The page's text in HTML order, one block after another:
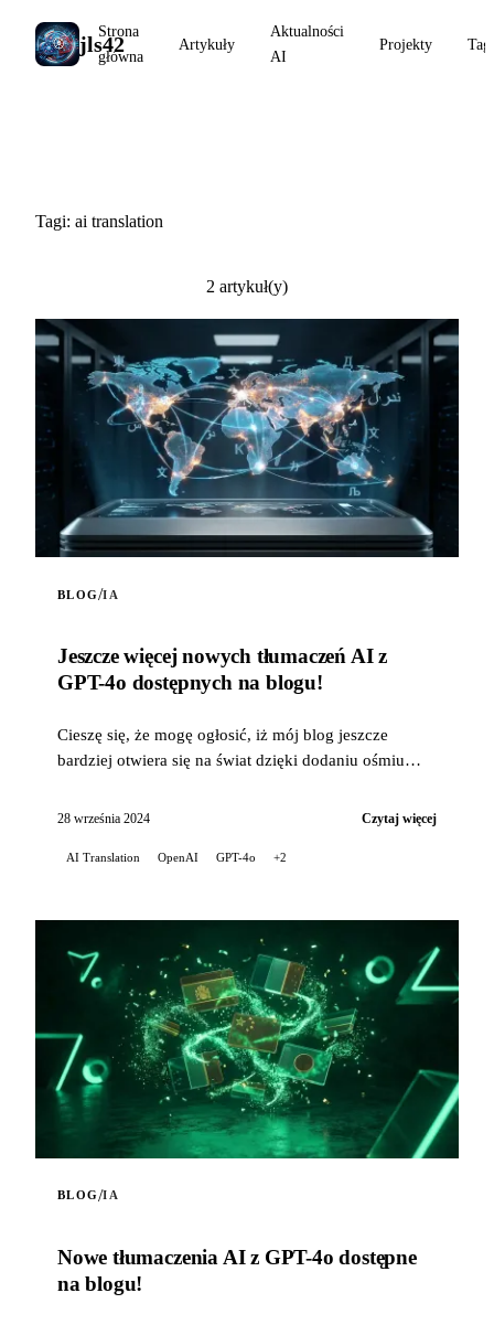
jls42
Strona
główna
Artykuły
Aktualności
AI
Projekty Tagi
Tagi: ai translation
2 artykuł(y)
BLOG/IA
Jeszcze więcej nowych tłumaczeń AI z
GPT-4o dostępnych na blogu!
Cieszę się, że mogę ogłosić, iż mój blog jeszcze
bardziej otwiera się na świat dzięki dodaniu ośmiu
moich artykułów...
28 września 2024 Czytaj więcej
AI Translation OpenAI GPT-4o +2
BLOG/IA
Nowe tłumaczenia AI z GPT-4o dostępne
na blogu!